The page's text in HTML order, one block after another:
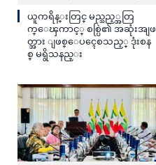
ယူကရိန္းတြင္ မည္သည့္အတြ
က္ေၾကာင့္ စစ္ပြဲ၏ အဆုံးအျဖ
တ္အား ျဖစ္ေပၚေစသည့္ ဒုံးစန
စ္ မရွိသနည္း